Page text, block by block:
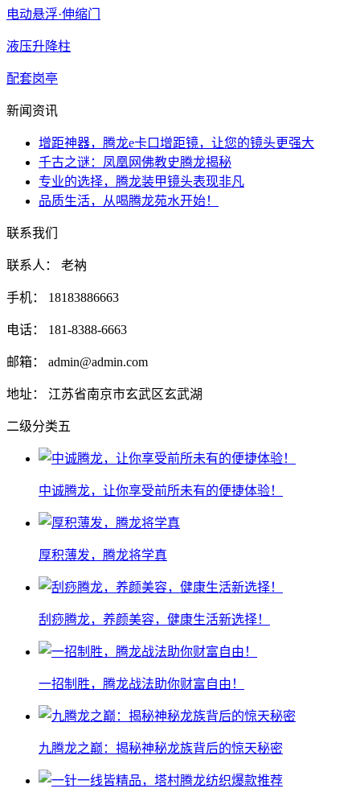
电动悬浮·伸缩门
液压升降柱
配套岗亭
新闻资讯
增距神器，腾龙e卡口增距镜，让您的镜头更强大
千古之谜：凤凰网佛教史腾龙揭秘
专业的选择，腾龙装甲镜头表现非凡
品质生活，从喝腾龙苑水开始！
联系我们
联系人： 老衲
手机： 18183886663
电话： 181-8388-6663
邮箱： admin@admin.com
地址： 江苏省南京市玄武区玄武湖
二级分类五
中诚腾龙，让你享受前所未有的便捷体验！
厚积薄发，腾龙将学真
刮痧腾龙，养颜美容，健康生活新选择！
一招制胜，腾龙战法助你财富自由！
九腾龙之巅：揭秘神秘龙族背后的惊天秘密